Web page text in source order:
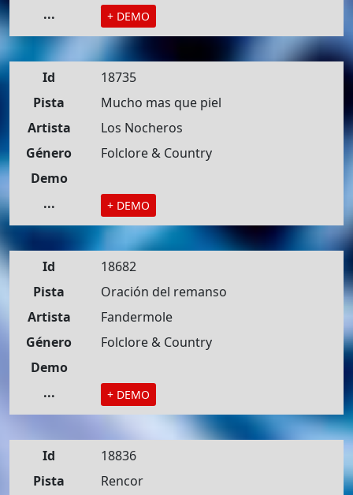
...
+ DEMO
Id
18735
Pista
Mucho mas que piel
Artista
Los Nocheros
Género
Folclore & Country
Demo
...
+ DEMO
Id
18682
Pista
Oración del remanso
Artista
Fandermole
Género
Folclore & Country
Demo
...
+ DEMO
Id
18836
Pista
Rencor